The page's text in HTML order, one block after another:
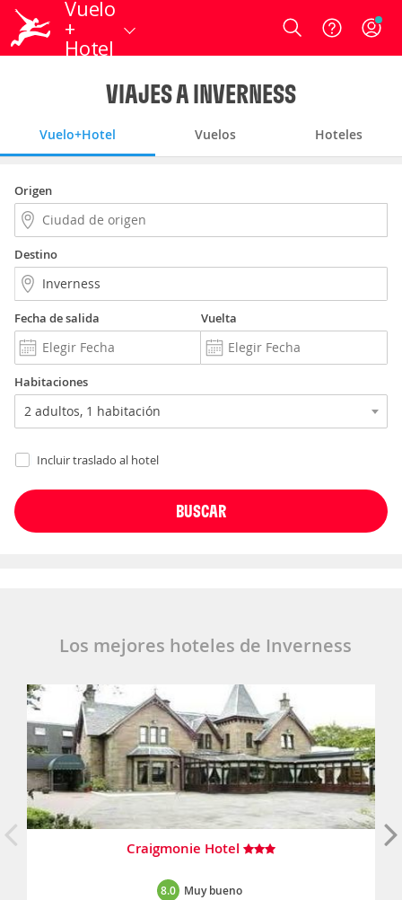
Vuelo
+
Hotel
Login
VIAJES A INVERNESS
Vuelo+Hotel Vuelos Hoteles
Origen
Destino
Fecha de salida Vuelta
Habitaciones
Incluir traslado al hotel
Los mejores hoteles de Inverness
Craigmonie Hotel
8.0 Muy bueno